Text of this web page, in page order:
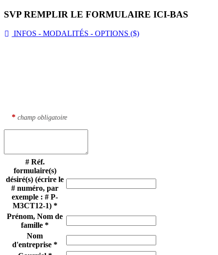
SVP REMPLIR LE FORMULAIRE ICI-BAS
 INFOS - MODALITÉS - OPTIONS ($)
* champ obligatoire
# Réf.
formulaire(s)
désiré(s) (écrire le
# numéro, par
exemple : # P-
M3CT12-1)*
Prénom, Nom de
famille *
Nom
d'entreprise *